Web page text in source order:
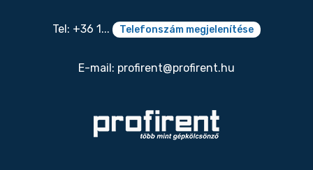
Tel: +36 1... Telefonszám megjelenítése
E-mail: profirent@profirent.hu